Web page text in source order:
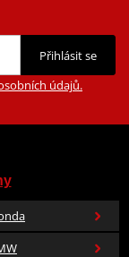
Přihlásit se
údajů.